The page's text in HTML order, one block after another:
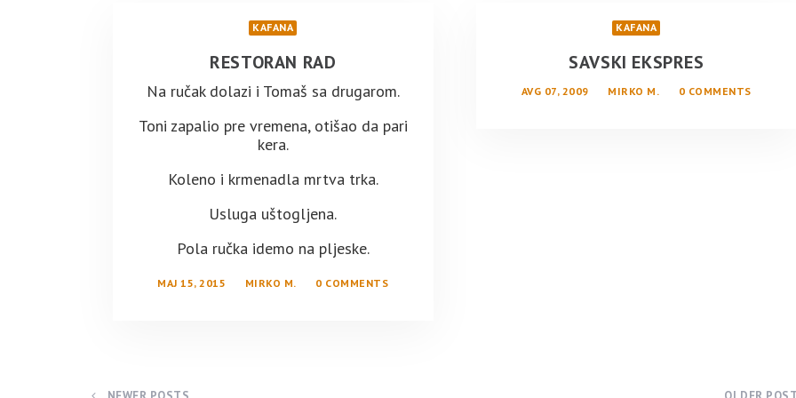
KAFANA
RESTORAN RAD
Na ručak dolazi i Tomaš sa drugarom.
Toni zapalio pre vremena, otišao da pari
kera.
Koleno i krmenadla mrtva trka.
Usluga uštogljena.
Pola ručka idemo na pljeske.
MAJ 15, 2015 MIRKO M. 0 COMMENTS
KAFANA
SAVSKI EKSPRES
AVG 07, 2009 MIRKO M. 0 COMMENTS